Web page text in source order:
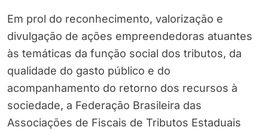
Em prol do reconhecimento, valorização e
divulgação de ações empreendedoras atuantes
às temáticas da função social dos tributos, da
qualidade do gasto público e do
acompanhamento do retorno dos recursos à
sociedade, a Federação Brasileira das
Associações de Fiscais de Tributos Estaduais